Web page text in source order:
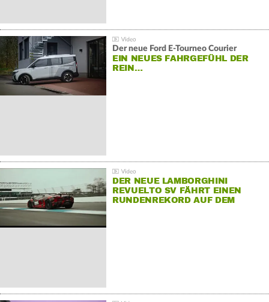
Der neue Ford E-Tourneo Courier
EIN NEUES FAHRGEFÜHL DER
REIN…
DER NEUE LAMBORGHINI
REVUELTO SV FÄHRT EINEN
RUNDENREKORD AUF DEM